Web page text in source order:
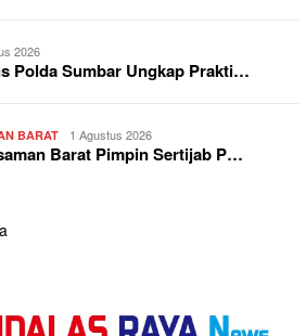
2026
Polda Sumbar Ungkap Prakti…
BARAT 1 Agustus 2026
Barat Pimpin Sertijab P…